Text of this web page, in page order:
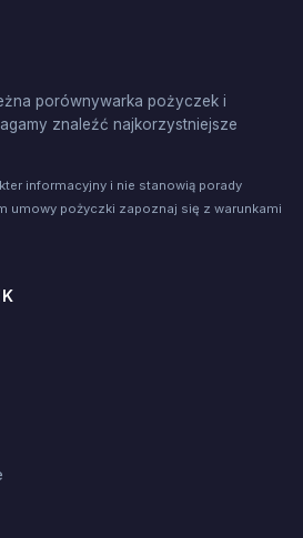
porównywarka pożyczek i
znaleźć najkorzystniejsze
informacyjny i nie stanowią porady
umowy pożyczki zapoznaj się z warunkami